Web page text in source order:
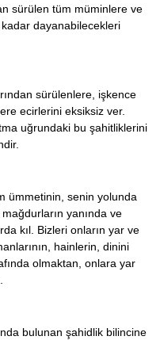
sürülen tüm müminlere ve
dayanabilecekleri
sürülenlere, işkence
ecirlerini eksiksiz ver.
uğrundaki bu şahitliklerini
ümmetinin, senin yolunda
yanında ve
kıl. Bizleri onların yar ve
hainlerin, dinini
olmaktan, onlara yar
bulunan şahidlik bilincine